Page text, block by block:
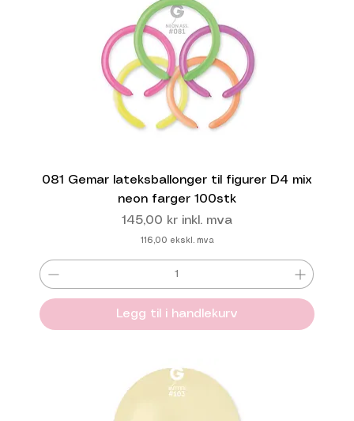
081 Gemar lateksballonger til figurer D4 mix
neon farger 100stk
Pris
145,00 kr inkl. mva
116,00 ekskl. mva
Legg til i handlekurv